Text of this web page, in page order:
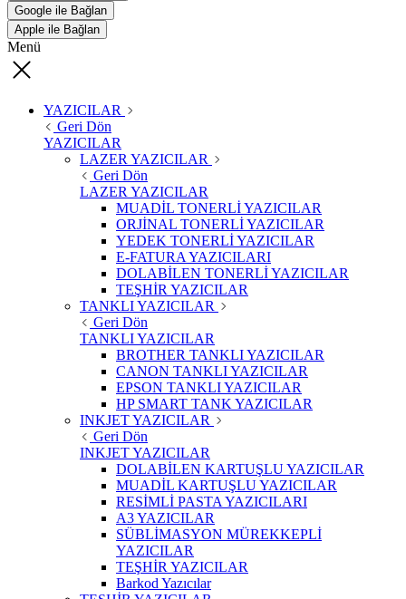
Google ile Bağlan
Apple ile Bağlan
Menü
YAZICILAR
Geri Dön
YAZICILAR
LAZER YAZICILAR
Geri Dön
LAZER YAZICILAR
MUADİL TONERLİ YAZICILAR
ORJİNAL TONERLİ YAZICILAR
YEDEK TONERLİ YAZICILAR
E-FATURA YAZICILARI
DOLABİLEN TONERLİ YAZICILAR
TEŞHİR YAZICILAR
TANKLI YAZICILAR
Geri Dön
TANKLI YAZICILAR
BROTHER TANKLI YAZICILAR
CANON TANKLI YAZICILAR
EPSON TANKLI YAZICILAR
HP SMART TANK YAZICILAR
INKJET YAZICILAR
Geri Dön
INKJET YAZICILAR
DOLABİLEN KARTUŞLU YAZICILAR
MUADİL KARTUŞLU YAZICILAR
RESİMLİ PASTA YAZICILARI
A3 YAZICILAR
SÜBLİMASYON MÜREKKEPLİ
YAZICILAR
TEŞHİR YAZICILAR
Barkod Yazıcılar